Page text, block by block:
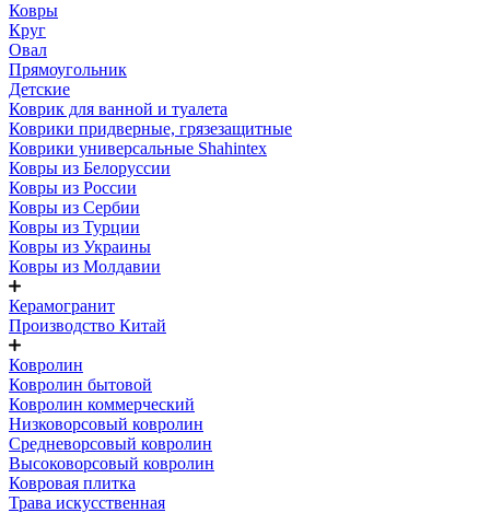
Ковры
Круг
Овал
Прямоугольник
Детские
Коврик для ванной и туалета
Коврики придверные, грязезащитные
Коврики универсальные Shahintex
Ковры из Белоруссии
Ковры из России
Ковры из Сербии
Ковры из Турции
Ковры из Украины
Ковры из Молдавии
Керамогранит
Производство Китай
Ковролин
Ковролин бытовой
Ковролин коммерческий
Низковорсовый ковролин
Средневорсовый ковролин
Высоковорсовый ковролин
Ковровая плитка
Трава искусственная